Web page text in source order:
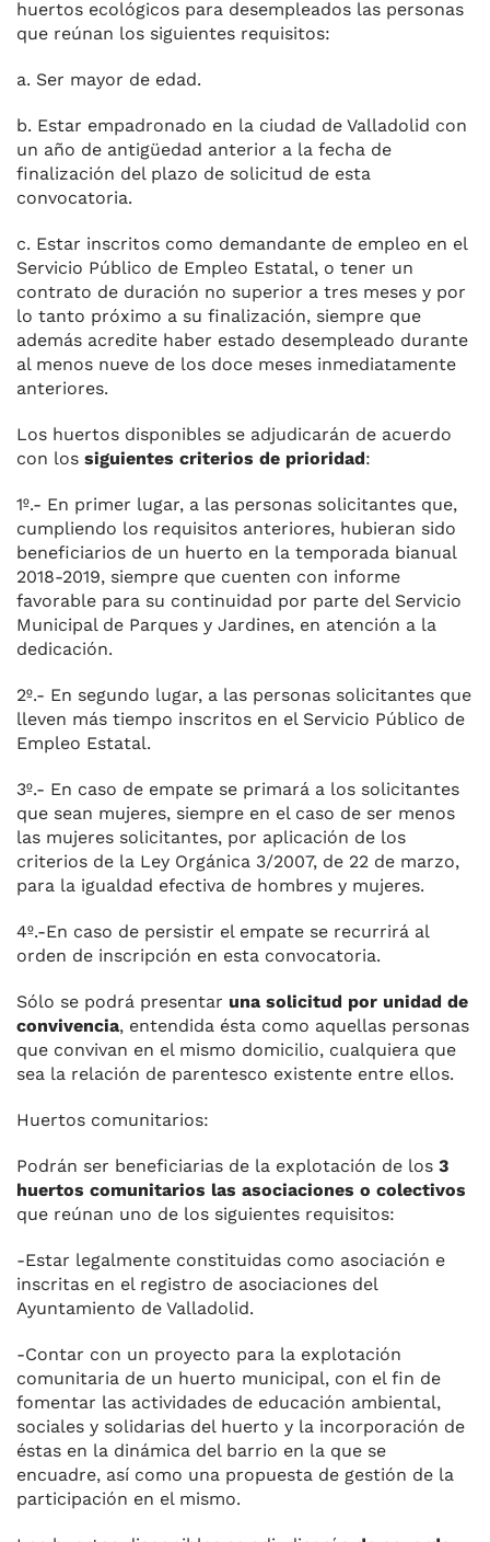
huertos ecológicos para desempleados las personas
que reúnan los siguientes requisitos:
a. Ser mayor de edad.
b. Estar empadronado en la ciudad de Valladolid con
un año de antigüedad anterior a la fecha de
finalización del plazo de solicitud de esta
convocatoria.
c. Estar inscritos como demandante de empleo en el
Servicio Público de Empleo Estatal, o tener un
contrato de duración no superior a tres meses y por
lo tanto próximo a su finalización, siempre que
además acredite haber estado desempleado durante
al menos nueve de los doce meses inmediatamente
anteriores.
Los huertos disponibles se adjudicarán de acuerdo
con los siguientes criterios de prioridad:
1º.- En primer lugar, a las personas solicitantes que,
cumpliendo los requisitos anteriores, hubieran sido
beneficiarios de un huerto en la temporada bianual
2018-2019, siempre que cuenten con informe
favorable para su continuidad por parte del Servicio
Municipal de Parques y Jardines, en atención a la
dedicación.
2º.- En segundo lugar, a las personas solicitantes que
lleven más tiempo inscritos en el Servicio Público de
Empleo Estatal.
3º.- En caso de empate se primará a los solicitantes
que sean mujeres, siempre en el caso de ser menos
las mujeres solicitantes, por aplicación de los
criterios de la Ley Orgánica 3/2007, de 22 de marzo,
para la igualdad efectiva de hombres y mujeres.
4º.-En caso de persistir el empate se recurrirá al
orden de inscripción en esta convocatoria.
Sólo se podrá presentar una solicitud por unidad de
convivencia, entendida ésta como aquellas personas
que convivan en el mismo domicilio, cualquiera que
sea la relación de parentesco existente entre ellos.
Huertos comunitarios:
Podrán ser beneficiarias de la explotación de los 3
huertos comunitarios las asociaciones o colectivos
que reúnan uno de los siguientes requisitos:
-Estar legalmente constituidas como asociación e
inscritas en el registro de asociaciones del
Ayuntamiento de Valladolid.
-Contar con un proyecto para la explotación
comunitaria de un huerto municipal, con el fin de
fomentar las actividades de educación ambiental,
sociales y solidarias del huerto y la incorporación de
éstas en la dinámica del barrio en la que se
encuadre, así como una propuesta de gestión de la
participación en el mismo.